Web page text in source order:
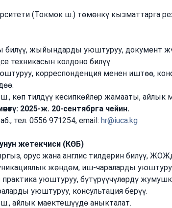
(Токмок ш.) төмөнкү кызматтарга
билүү, жыйындарды уюштуруу, документ
техникасын колдоно билүү.
корреспонденция менен иштөө,
көп тилдүү кесипкөйлөр жамааты, айлык
2025-ж. 20-сентябрга чейин.
тел. 0556 971254, email: hr@iuca.kg
жетекчиси (КӨБ)
орус жана англис тилдерин билүү,
жөндөм, иш-чараларды
практика уюштуруу, бүтүрүүчүлөрдү
уюштуруу, консультация берүү.
айлык маектешүүдө аныкталат.